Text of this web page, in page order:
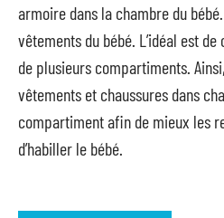
armoire dans la chambre du
vêtements du bébé. L’idéal est
de plusieurs compartiments.
vêtements et chaussures dans
compartiment afin de mieux les
d’habiller le bébé.